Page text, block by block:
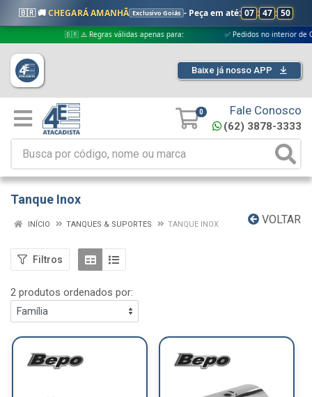
🇧🇷 🚚CHEGARÁ AMANHÃ Exclusivo Goiás - Peça em até: 07 : 47 : 50
🇧🇷 ⚠️ Regras válidas apenas para: ✅ Pedidos no interior de Goiás
Baixe já nosso APP
0 Fale Conosco
(62) 3878-3333
Tanque Inox
VOLTAR
INÍCIO TANQUES & SUPORTES TANQUE INOX
Filtros
2 produtos ordenados por: